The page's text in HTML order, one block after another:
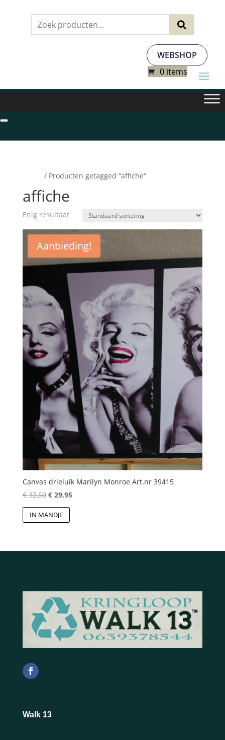
WEBSHOP
0 items
/ Producten getagged “affiche”
affiche
Enig resultaat
Aanbieding!
Canvas drieluik Marilyn Monroe Art.nr 39415
€32,50 Oorspronkelijke
prijs
was:
€29,95Huidige
IN MANDJE
Walk 13